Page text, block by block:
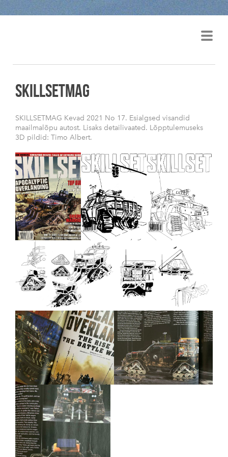
SKILLSETMAG
SKILLSETMAG Kevad 2021 No 17. Esialgsed visandid
maailmalõpu autost. Lisaks detailivaated. Lõpptulemuseks
3D pildid: Timo Albert.